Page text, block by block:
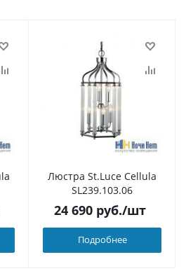
Люстра St.Luce Cellula
SL239.103.06
24 690руб./шт
Подробнее